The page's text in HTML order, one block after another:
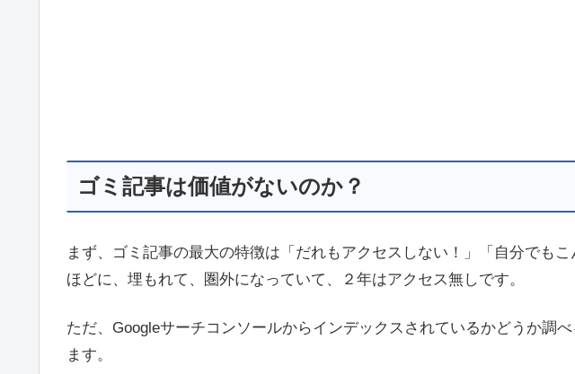
ゴミ記事は価値がないのか？
まず、ゴミ記事の最大の特徴は「だれもアクセスしない！」「自分でも
ほどに、埋もれて、圏外になっていて、２年はアクセス無しです。
ただ、Googleサーチコンソールからインデックスされているかどうか調
ます。